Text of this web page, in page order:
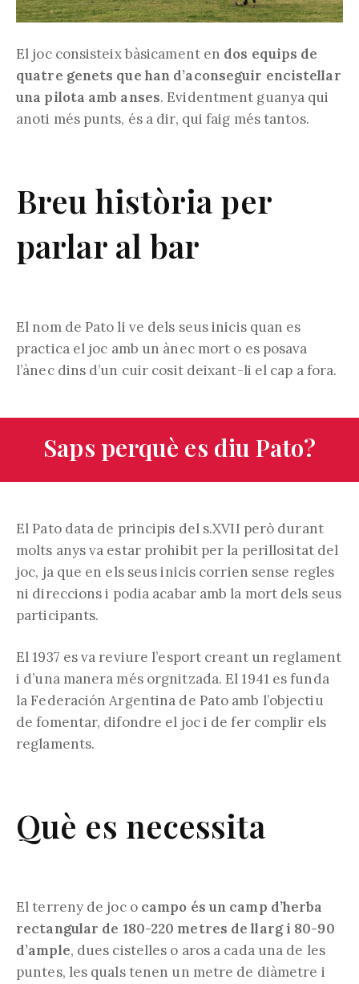
El joc consisteix bàsicament en dos equips de
quatre genets que han d’aconseguir encistellar
una pilota amb anses. Evidentment guanya qui
anoti més punts, és a dir, qui faig més tantos.
Breu història per
parlar al bar
El nom de Pato li ve dels seus inicis quan es
practica el joc amb un ànec mort o es posava
l’ànec dins d’un cuir cosit deixant-li el cap a fora.
Saps perquè es diu Pato?
El Pato data de principis del s.XVII però durant
molts anys va estar prohibit per la perillositat del
joc, ja que en els seus inicis corrien sense regles
ni direccions i podia acabar amb la mort dels seus
participants.
El 1937 es va reviure l’esport creant un reglament
i d’una manera més orgnitzada. El 1941 es funda
la Federación Argentina de Pato amb l’objectiu
de fomentar, difondre el joc i de fer complir els
reglaments.
Què es necessita
El terreny de joc o campo és un camp d’herba
rectangular de 180-220 metres de llarg i 80-90
d’ample, dues cistelles o aros a cada una de les
puntes, les quals tenen un metre de diàmetre i